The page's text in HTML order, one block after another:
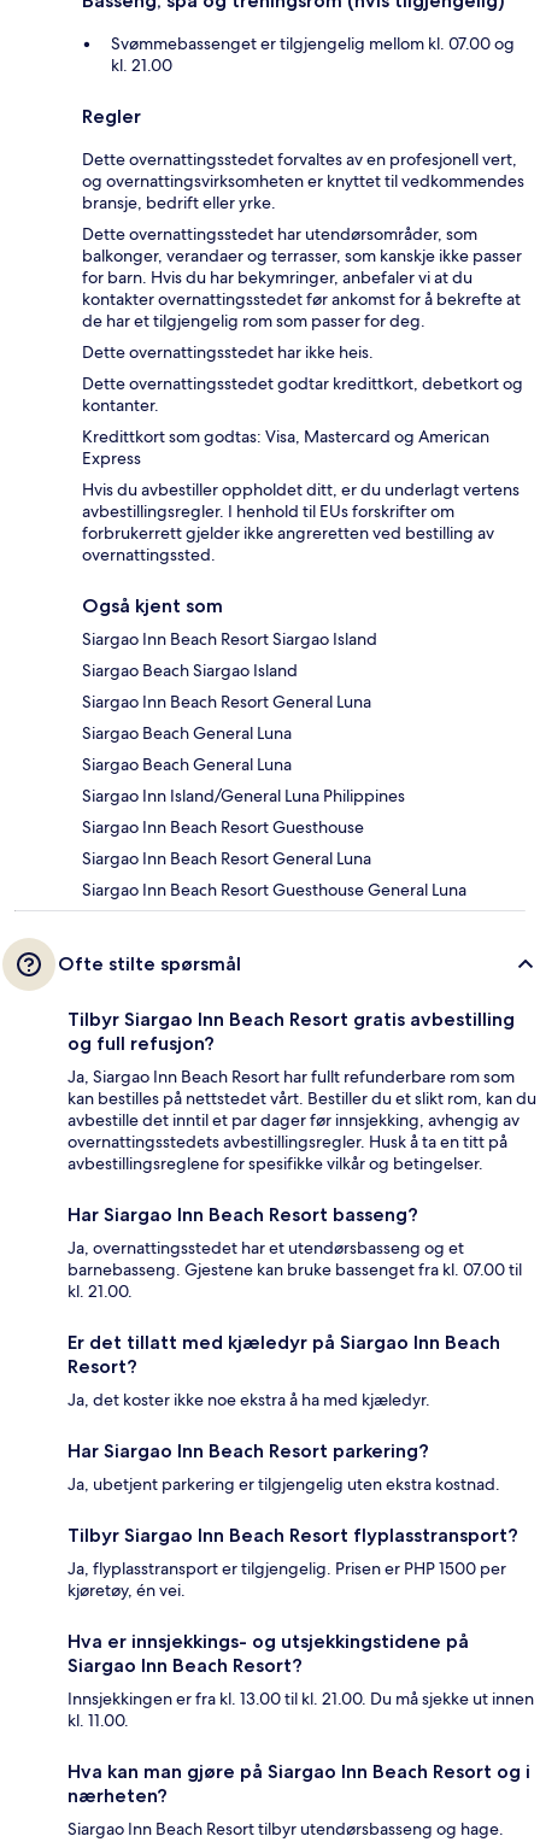
Svømmebassenget er tilgjengelig mellom kl. 07.00 og
kl. 21.00
Regler
Dette overnattingsstedet forvaltes av en profesjonell vert,
og overnattingsvirksomheten er knyttet til vedkommendes
bransje, bedrift eller yrke.
Dette overnattingsstedet har utendørsområder, som
balkonger, verandaer og terrasser, som kanskje ikke passer
for barn. Hvis du har bekymringer, anbefaler vi at du
kontakter overnattingsstedet før ankomst for å bekrefte at
de har et tilgjengelig rom som passer for deg.
Dette overnattingsstedet har ikke heis.
Dette overnattingsstedet godtar kredittkort, debetkort og
kontanter.
Kredittkort som godtas: Visa, Mastercard og American
Express
Hvis du avbestiller oppholdet ditt, er du underlagt vertens
avbestillingsregler. I henhold til EUs forskrifter om
forbrukerrett gjelder ikke angreretten ved bestilling av
overnattingssted.
Også kjent som
Siargao Inn Beach Resort Siargao Island
Siargao Beach Siargao Island
Siargao Inn Beach Resort General Luna
Siargao Beach General Luna
Siargao Beach General Luna
Siargao Inn Island/General Luna Philippines
Siargao Inn Beach Resort Guesthouse
Siargao Inn Beach Resort General Luna
Siargao Inn Beach Resort Guesthouse General Luna
Ofte stilte spørsmål
Tilbyr Siargao Inn Beach Resort gratis avbestilling
og full refusjon?
Ja, Siargao Inn Beach Resort har fullt refunderbare rom som
kan bestilles på nettstedet vårt. Bestiller du et slikt rom, kan du
avbestille det inntil et par dager før innsjekking, avhengig av
overnattingsstedets avbestillingsregler. Husk å ta en titt på
avbestillingsreglene for spesifikke vilkår og betingelser.
Har Siargao Inn Beach Resort basseng?
Ja, overnattingsstedet har et utendørsbasseng og et
barnebasseng. Gjestene kan bruke bassenget fra kl. 07.00 til
kl. 21.00.
Er det tillatt med kjæledyr på Siargao Inn Beach
Resort?
Ja, det koster ikke noe ekstra å ha med kjæledyr.
Har Siargao Inn Beach Resort parkering?
Ja, ubetjent parkering er tilgjengelig uten ekstra kostnad.
Tilbyr Siargao Inn Beach Resort flyplasstransport?
Ja, flyplasstransport er tilgjengelig. Prisen er PHP 1500 per
kjøretøy, én vei.
Hva er innsjekkings- og utsjekkingstidene på
Siargao Inn Beach Resort?
Innsjekkingen er fra kl. 13.00 til kl. 21.00. Du må sjekke ut innen
kl. 11.00.
Hva kan man gjøre på Siargao Inn Beach Resort og i
nærheten?
Siargao Inn Beach Resort tilbyr utendørsbasseng og hage.